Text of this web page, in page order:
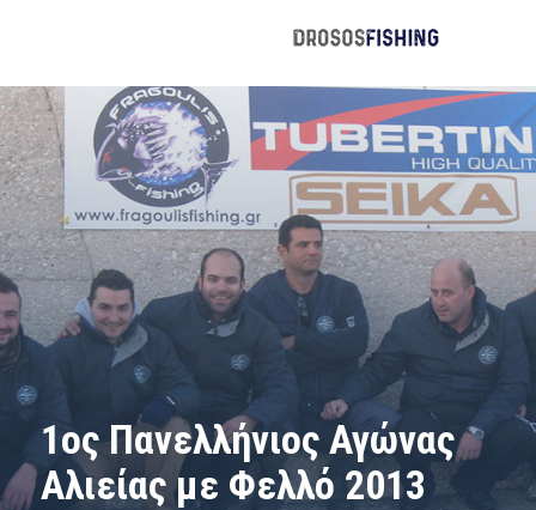
1ος Πανελλήνιος Αγώνας
Αλιείας με Φελλό 2013